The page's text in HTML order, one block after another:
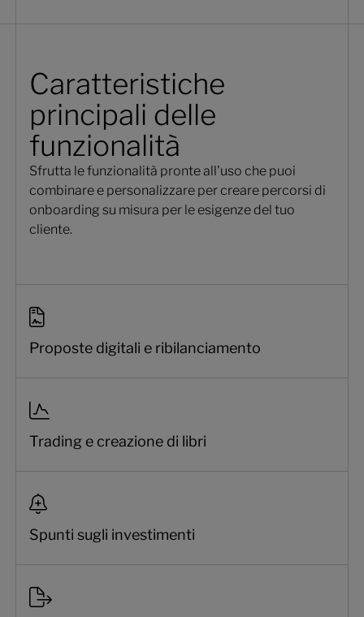
Caratteristiche
principali delle
funzionalità
Sfrutta le funzionalità pronte all'uso che puoi
combinare e personalizzare per creare percorsi di
onboarding su misura per le esigenze del tuo
cliente.
Proposte digitali e ribilanciamento
Trading e creazione di libri
Spunti sugli investimenti